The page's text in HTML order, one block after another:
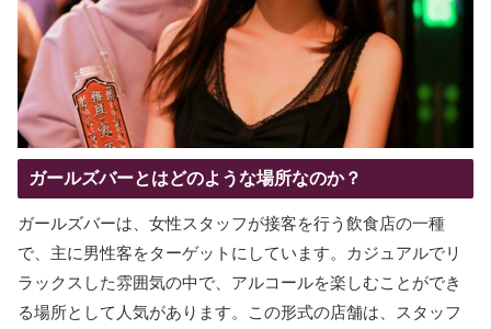
ガールズバーとはどのような場所なのか？
ガールズバーは、女性スタッフが接客を行う飲食店の一種
で、主に男性客をターゲットにしています。カジュアルでリ
ラックスした雰囲気の中で、アルコールを楽しむことができ
る場所として人気があります。この形式の店舗は、スタッフ